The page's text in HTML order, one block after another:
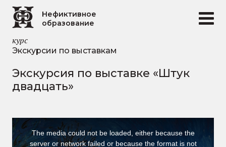
Перейти к основному содержанию
Нефиктивное
образование
курс
Экскурсии по выставкам
Экскурсия по выставке «Штук
двадцать»
This
is
a
The media could not be loaded, either because the
server or network failed or because the format is not